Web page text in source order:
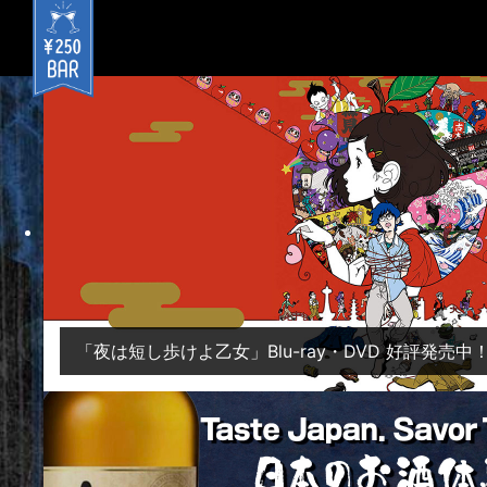
「夜は短し歩けよ乙女」Blu-ray・DVD 好評発売中